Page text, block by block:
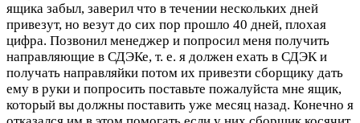
ящика забыл, заверил что в течении нескольких дней
привезут, но везут до сих пор прошло 40 дней, плохая
цифра. Позвонил менеджер и попросил меня получить
направляющие в СДЭКе, т. е. я должен ехать в СДЭК и
получать направляйки потом их привезти сборщику дать
ему в руки и попросить поставьте пожалуйста мне ящик,
который вы должны поставить уже месяц назад. Конечно я